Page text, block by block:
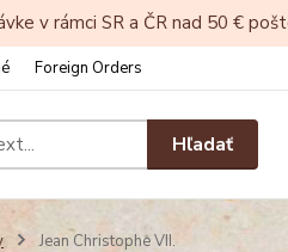
v rámci SR a ČR nad 50 €
Foreign Orders
Hľadať
Jean Christophe VII.